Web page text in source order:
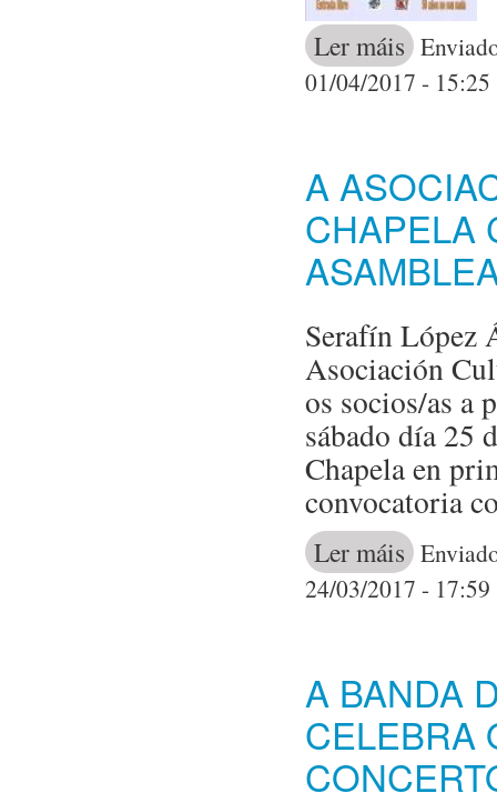
Ler máis acerca de A
Cultural de
01/04/2017 - 15:25
A
CHAPELA
Serafín López
Asociación
os socios/as a
sábado día 25
Chapela en
convocatoria
Ler máis acerca de A
24/03/2017 - 17:59
A BANDA
CELEBRA